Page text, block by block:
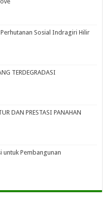
Sosial Indragiri Hilir
TERDEGRADASI
DAN PRESTASI PANAHAN
untuk Pembangunan